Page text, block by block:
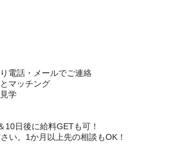
電話・メールでご連絡
マッチング
学
日後に給料GETも可！
い。1か月以上先の相談もOK！